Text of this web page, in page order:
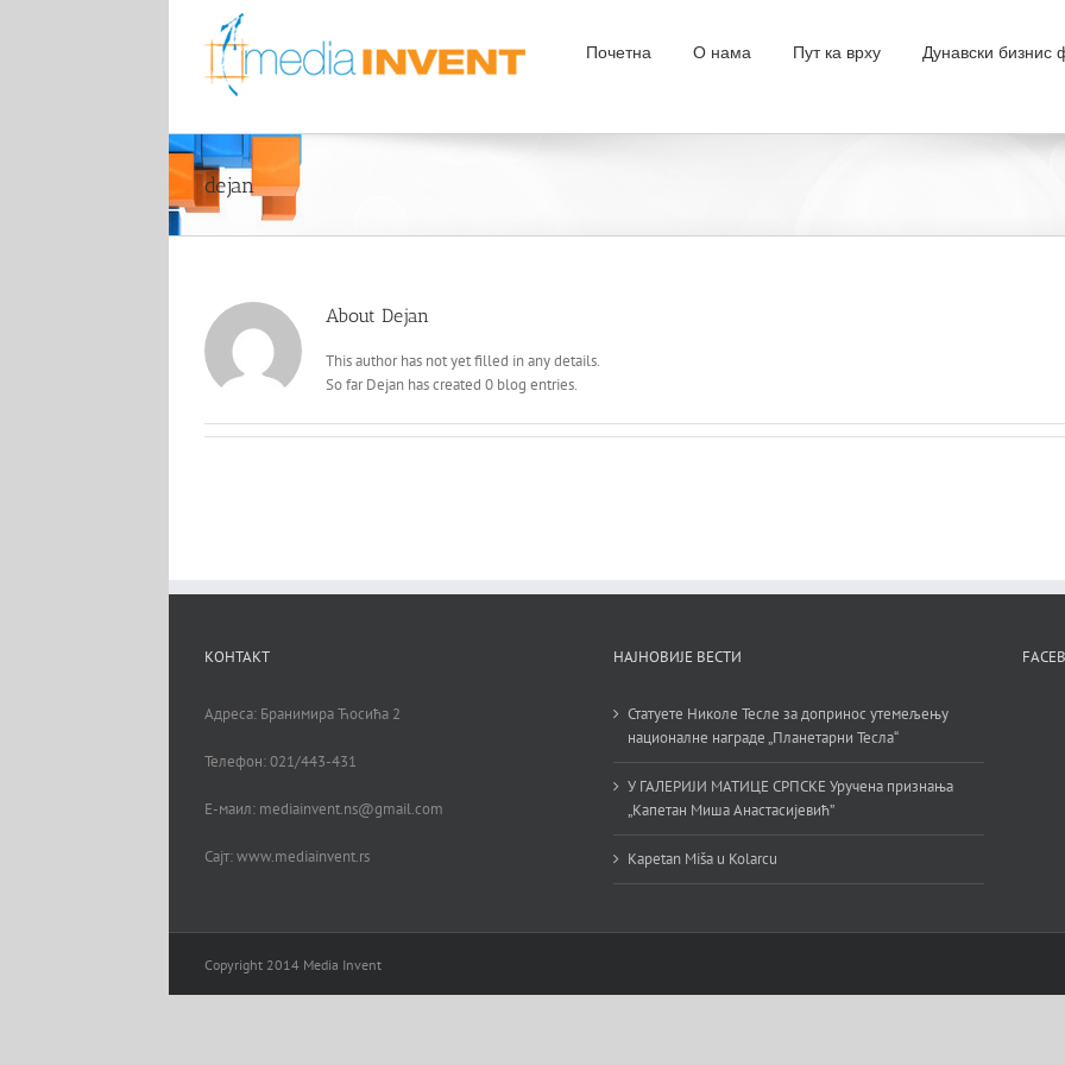
Почетна О нама Пут ка врху Дунавски бизнис
dejan
About Dejan
This author has not yet filled in any details.
So far Dejan has created 0 blog entries.
КОНТАКТ
Адреса: Бранимира Ћосића 2
Телефон: 021/443-431
Е-маил: mediainvent.ns@gmail.com
Сајт: www.mediainvent.rs
НАЈНОВИЈЕ ВЕСТИ
Статуете Николе Тесле за допринос утемељењу
националне награде „Планетарни Тесла“
У ГАЛЕРИЈИ МАТИЦЕ СРПСКЕ Уручена признања
„Капетан Миша Анастасијевић”
Kapetan Miša u Kolarcu
Copyright 2014 Media Invent